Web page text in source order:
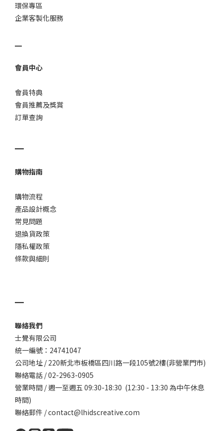
環保專區
企業客製化服務
會員中心
會員特典
會員推薦及獎賞
訂單查詢
購物指南
購物流程
產品設計概念
常見問題
退換貨政策
隱私權政策
條款與細則
聯絡我們
士覺有限公司
統一編號：24741047
公司地址 / 220新北市板橋區四川路一段105號2樓(非營業門市)
聯絡電話 / 02-2963-0905
營業時間 / 週一至週五 09:30-18:30 (12:30 - 13:30 為中午休息
時間)
聯絡郵件 / contact@lhidscreative.com